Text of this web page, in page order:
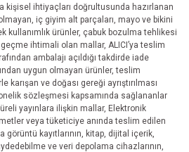
kişisel ihtiyaçları doğrultusunda hazırlanan
iç giyim alt parçaları, mayo ve bikini
kullanımlık ürünler, çabuk bozulma tehlikesi
ihtimali olan mallar, ALICI’ya teslim
ambalajı açıldığı takdirde iade
uygun olmayan ürünler, teslim
ve doğası gereği ayrıştırılması
sözleşmesi kapsamında sağlananlar
yayınlara ilişkin mallar, Elektronik
veya tüketiciye anında teslim edilen
kayıtlarının, kitap, dijital içerik,
ve veri depolama cihazlarının,